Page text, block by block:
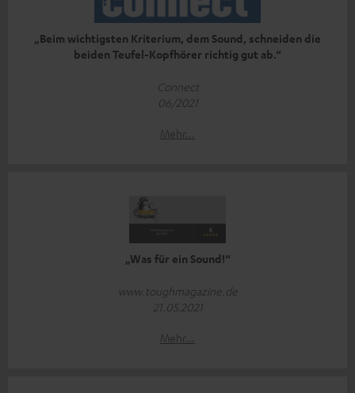
„Beim wichtigsten Kriterium, dem Sound, schneiden die
beiden Teufel-Kopfhörer richtig gut ab.“
Connect
06/2021
Mehr...
„Was für ein Sound!“
www.toughmagazine.de
21.05.2021
Mehr...